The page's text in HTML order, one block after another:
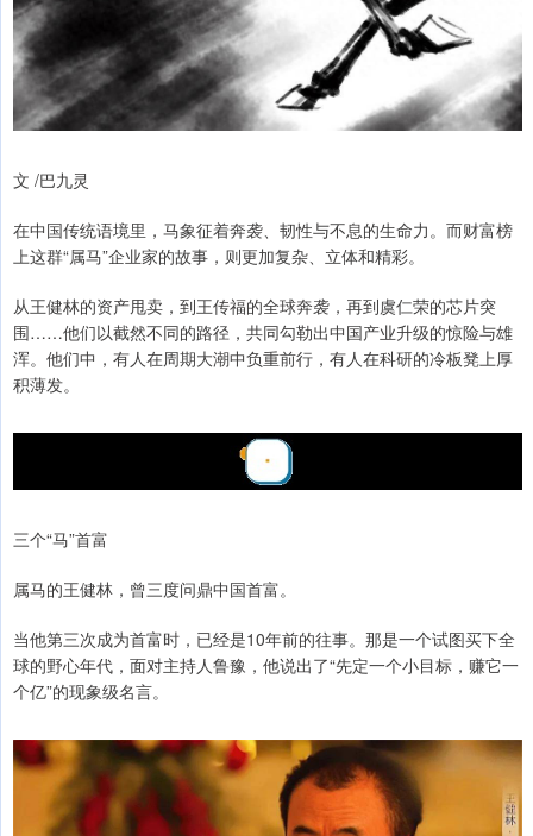
文 /巴九灵
在中国传统语境里，马象征着奔袭、韧性与不息的生命力。而财富榜
上这群“属马”企业家的故事，则更加复杂、立体和精彩。
从王健林的资产甩卖，到王传福的全球奔袭，再到虞仁荣的芯片突
围……他们以截然不同的路径，共同勾勒出中国产业升级的惊险与雄
浑。他们中，有人在周期大潮中负重前行，有人在科研的冷板凳上厚
积薄发。
三个“马”首富
属马的王健林，曾三度问鼎中国首富。
当他第三次成为首富时，已经是10年前的往事。那是一个试图买下全
球的野心年代，面对主持人鲁豫，他说出了“先定一个小目标，赚它一
个亿”的现象级名言。